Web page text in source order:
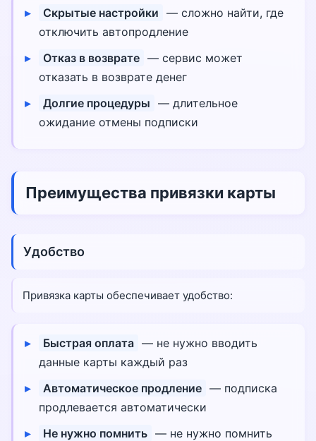
Скрытые настройки — сложно найти, где
отключить автопродление
Отказ в возврате — сервис может
отказать в возврате денег
Долгие процедуры — длительное
ожидание отмены подписки
Преимущества привязки карты
Удобство
Привязка карты обеспечивает удобство:
Быстрая оплата — не нужно вводить
данные карты каждый раз
Автоматическое продление — подписка
продлевается автоматически
Не нужно помнить — не нужно помнить